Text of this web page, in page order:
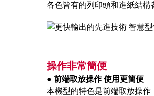
各色皆有的列印頭和進紙結
操作非常簡便
● 前端取放操作 使用更簡便
本機型的特色是前端取放操